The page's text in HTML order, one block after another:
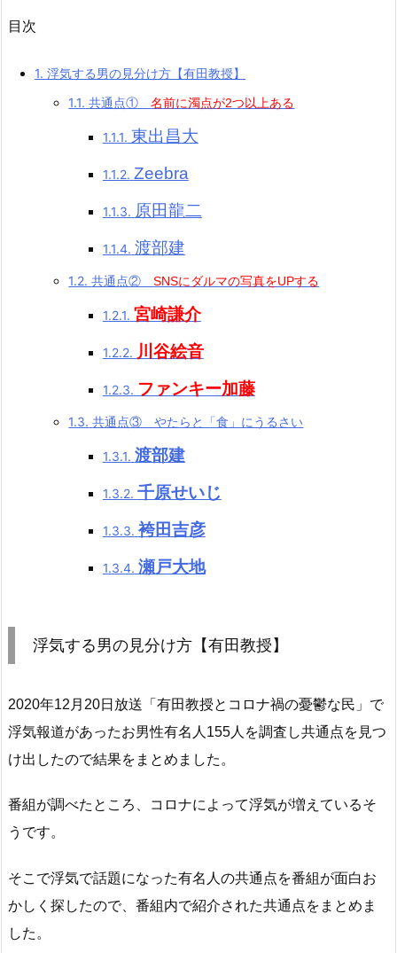
目次
1. 浮気する男の見分け方【有田教授】
1.1. 共通点①名前に濁点が2つ以上ある
1.1.1. 東出昌大
1.1.2. Zeebra
1.1.3. 原田龍二
1.1.4. 渡部建
1.2. 共通点②SNSにダルマの写真をUPする
1.2.1. 宮崎謙介
1.2.2. 川谷絵音
1.2.3. ファンキー加藤
1.3. 共通点③ やたらと「食」にうるさい
1.3.1. 渡部建
1.3.2. 千原せいじ
1.3.3. 袴田吉彦
1.3.4. 瀬戸大地
浮気する男の見分け方【有田教授】
2020年12月20日放送「有田教授とコロナ禍の憂鬱な民」で
浮気報道があったお男性有名人155人を調査し共通点を見つ
け出したので結果をまとめました。
番組が調べたところ、コロナによって浮気が増えているそ
うです。
そこで浮気で話題になった有名人の共通点を番組が面白お
かしく探したので、番組内で紹介された共通点をまとめま
した。